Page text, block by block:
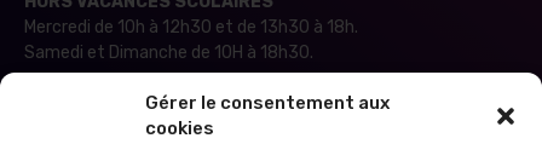
Gérer le consentement aux
cookies
Mercredi de 10h à 12h30 et de 13h30 à 18h.
Samedi et Dimanche de 10H à 18h30.
PETITES VACANCES SCOLAIRES ZONE C
Tous les jours de 10h à 18h sauf le 24, 25, 31 déc et le 01 janvier.